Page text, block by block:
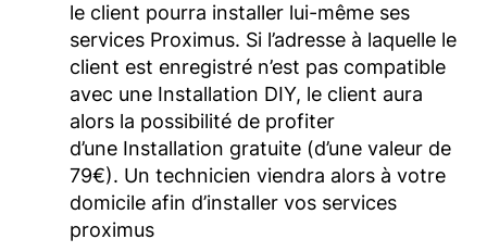
le client pourra installer lui-même ses
services Proximus. Si l’adresse à laquelle le
client est enregistré n’est pas compatible
avec une Installation DIY, le client aura
alors la possibilité de profiter
d’une Installation gratuite (d’une valeur de
79€). Un technicien viendra alors à votre
domicile afin d’installer vos services
proximus